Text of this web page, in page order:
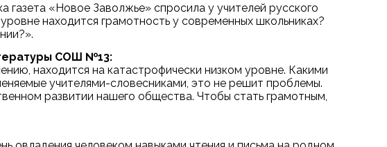
«Новое Заволжье» спросила у учителей русского
находится грамотность у современных школьниках?
СОШ №13:
находится на катастрофически низком уровне. Какими
учителями-словесниками, это не решит проблемы.
развитии нашего общества. Чтобы стать грамотным,